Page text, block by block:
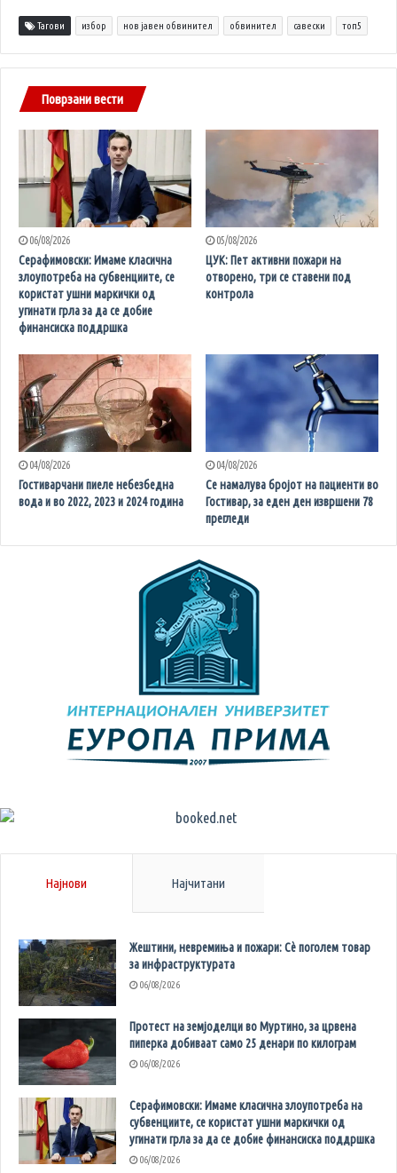
Тагови избор нов јавен обвинител обвинител савески топ5
Поврзани вести
06/08/2026
Серафимовски: Имаме класична
злоупотреба на субвенциите, се
користат ушни маркички од
угинати грла за да се добие
финансиска поддршка
05/08/2026
ЦУК: Пет активни пожари на
отворено, три се ставени под
контрола
04/08/2026
Гостиварчани пиеле небезбедна
вода и во 2022, 2023 и 2024 година
04/08/2026
Се намалува бројот на пациенти во
Гостивар, за еден ден извршени 78
прегледи
Најнови Најчитани
Жештини, невремиња и пожари: Сè поголем товар
за инфраструктурата
06/08/2026
Протест на земјоделци во Муртино, за црвена
пиперка добиваат само 25 денари по килограм
06/08/2026
Серафимовски: Имаме класична злоупотреба на
субвенциите, се користат ушни маркички од
угинати грла за да се добие финансиска поддршка
06/08/2026